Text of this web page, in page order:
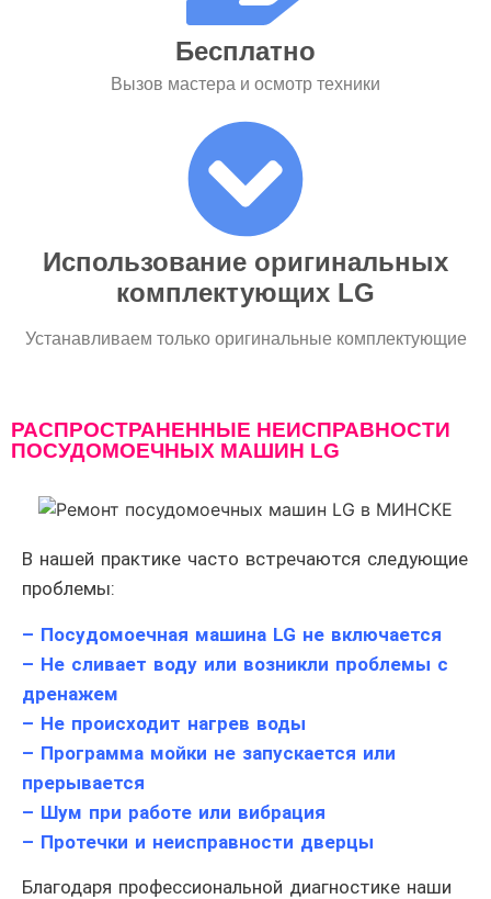
Бесплатно
Вызов мастера и осмотр техники
Использование оригинальных
комплектующих LG
Устанавливаем только оригинальные комплектующие
РАСПРОСТРАНЕННЫЕ НЕИСПРАВНОСТИ
ПОСУДОМОЕЧНЫХ МАШИН LG
В нашей практике часто встречаются следующие
проблемы:
– Посудомоечная машина LG не включается
– Не сливает воду или возникли проблемы с
дренажем
– Не происходит нагрев воды
– Программа мойки не запускается или
прерывается
– Шум при работе или вибрация
– Протечки и неисправности дверцы
Благодаря профессиональной диагностике наши